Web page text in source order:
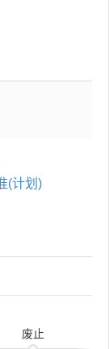
(计划)
废止